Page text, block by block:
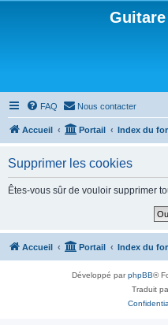
FAQ Nous contacter
Accueil Portail Index du
Supprimer les cookies
Êtes-vous sûr de vouloir supprimer
Accueil Portail Index du
Développé parphpBB®
Traduit